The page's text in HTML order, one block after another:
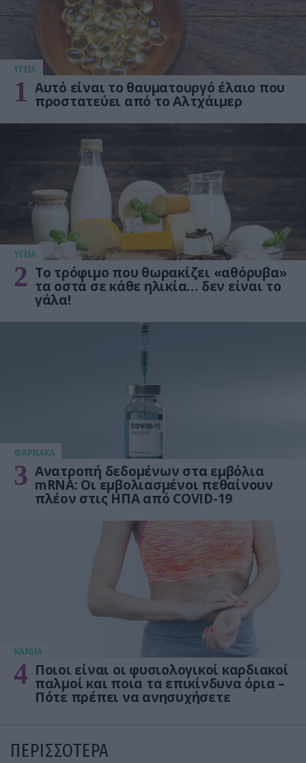
ΥΓΕΙΑ
1 Αυτό είναι το θαυματουργό έλαιο που
προστατεύει από το Αλτχάιμερ
ΥΓΕΙΑ
2 Το τρόφιμο που θωρακίζει «αθόρυβα»
τα οστά σε κάθε ηλικία… δεν είναι το
γάλα!
ΦΑΡΜΑΚΑ
3 Ανατροπή δεδομένων στα εμβόλια
mRNA: Οι εμβολιασμένοι πεθαίνουν
πλέον στις ΗΠΑ από COVID-19
KΑΡΔΙΑ
4 Ποιοι είναι οι φυσιολογικοί καρδιακοί
παλμοί και ποια τα επικίνδυνα όρια –
Πότε πρέπει να ανησυχήσετε
ΠΕΡΙΣΣΟΤΕΡΑ